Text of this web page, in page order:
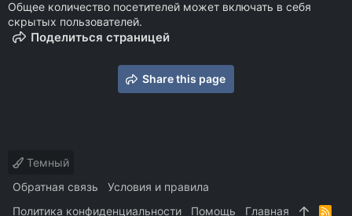
Общее количество посетителей может включать в себя
скрытых пользователей.
Поделиться страницей
Share this page
Темный
Обратная связь
Условия и правила
Политика конфиденциальности
Помощь Главная R